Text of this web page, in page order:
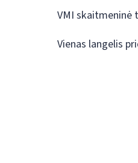
VMI skaitmeninė
Vienas langelis